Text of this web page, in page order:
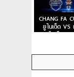
CHANG FA
ยูไนเต็ด VS
ยูไนเต็ด